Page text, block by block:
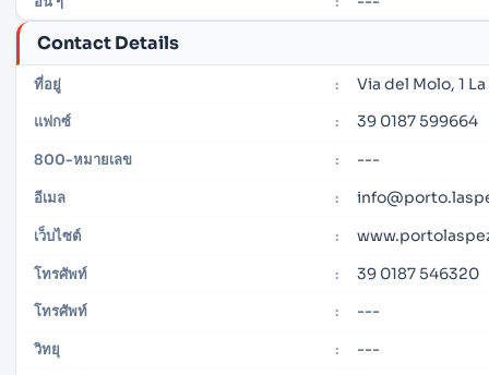
Contact Details
ที่อยู่ : Via del Molo, 1
แฟกซ์ : 39 0187 599664
800-หมายเลข : ---
อีเมล :
เว็บไซต์ :
โทรศัพท์ : 39 0187 546320
โทรศัพท์ : ---
วิทยุ : ---